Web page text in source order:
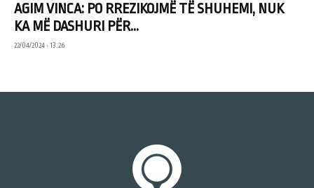
AGIM VINCA: PO RREZIKOJMË TË SHUHEMI, NUK
KA MË DASHURI PËR...
22/04/2024 • 13:26